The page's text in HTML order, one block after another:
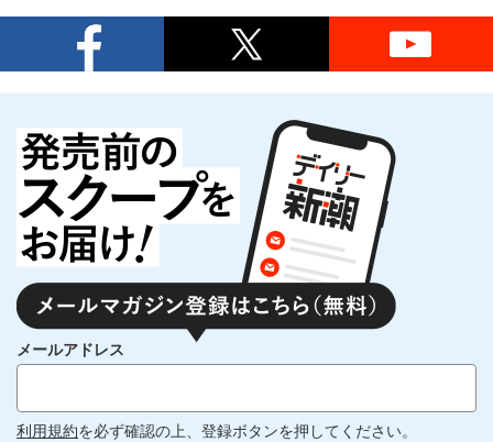
メールアドレス
利用規約を必ず確認の上、登録ボタンを押してください。